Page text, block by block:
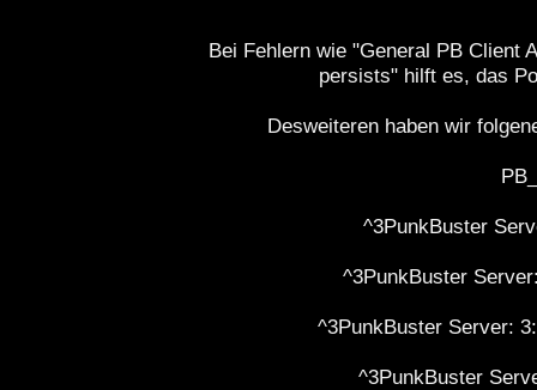
Bei Fehlern wie "General PB Client
persists" hilft es, das
Desweiteren haben wir
^3PunkBuster
^3PunkBuster
^3PunkBuster Server:
^3PunkBuster